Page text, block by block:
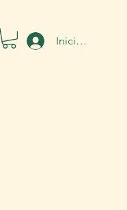
Iniciar sesión